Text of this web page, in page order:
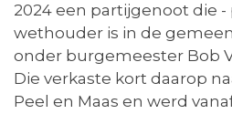
2024 een partijgenoot die
wethouder is in de
onder burgemeester Bob
Die verkaste kort daarop
Peel en Maas en werd